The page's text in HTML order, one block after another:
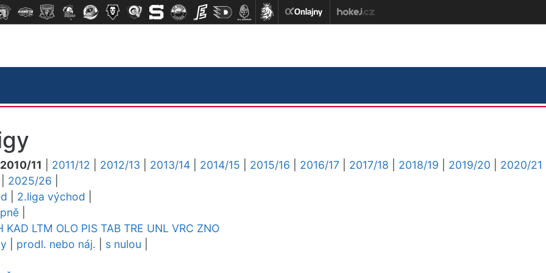
2010/11 2011/12 2012/13 2013/14 2014/15 2015/16 2016/17 2017/18 2018/19 2019/20
2020/21
2025/26
2.liga východ
KAD LTM OLO PIS TAB TRE UNL VRC ZNO
prodl. nebo náj. s nulou